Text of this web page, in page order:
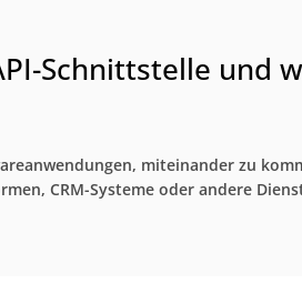
Schnittstelle und
miteinander zu
CRM-Systeme oder andere